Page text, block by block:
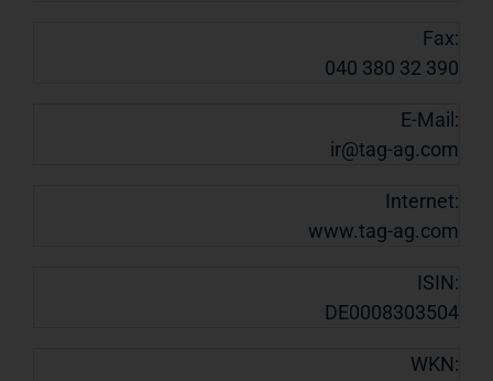
Fax:
040 380 32 390
E-Mail:
ir@tag-ag.com
Internet:
www.tag-ag.com
ISIN:
DE0008303504
WKN: